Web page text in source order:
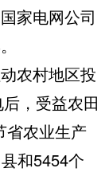
家电网公司
农村地区投
，受益农田
省农业生产
和5454个